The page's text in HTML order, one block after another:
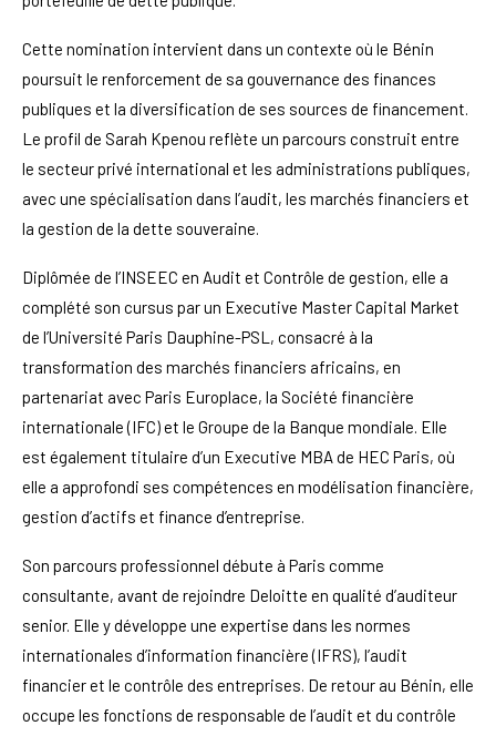
Cette nomination intervient dans un contexte où le Bénin
poursuit le renforcement de sa gouvernance des finances
publiques et la diversification de ses sources de financement.
Le profil de Sarah Kpenou reflète un parcours construit entre
le secteur privé international et les administrations publiques,
avec une spécialisation dans l’audit, les marchés financiers et
la gestion de la dette souveraine.
Diplômée de l’INSEEC en Audit et Contrôle de gestion, elle a
complété son cursus par un Executive Master Capital Market
de l’Université Paris Dauphine-PSL, consacré à la
transformation des marchés financiers africains, en
partenariat avec Paris Europlace, la Société financière
internationale (IFC) et le Groupe de la Banque mondiale. Elle
est également titulaire d’un Executive MBA de HEC Paris, où
elle a approfondi ses compétences en modélisation financière,
gestion d’actifs et finance d’entreprise.
Son parcours professionnel débute à Paris comme
consultante, avant de rejoindre Deloitte en qualité d’auditeur
senior. Elle y développe une expertise dans les normes
internationales d’information financière (IFRS), l’audit
financier et le contrôle des entreprises. De retour au Bénin, elle
occupe les fonctions de responsable de l’audit et du contrôle